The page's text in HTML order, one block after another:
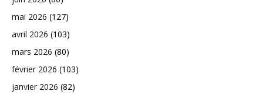
mai 2026 (127)
avril 2026 (103)
mars 2026 (80)
février 2026 (103)
janvier 2026 (82)